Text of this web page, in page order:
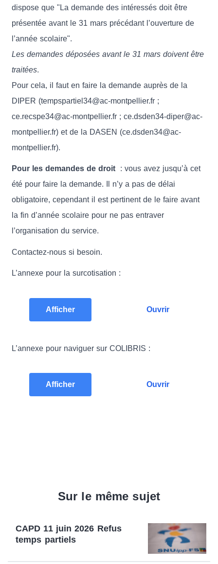
dispose que "La demande des intéressés doit être
présentée avant le 31 mars précédant l’ouverture de
l’année scolaire".
Les demandes déposées avant le 31 mars doivent être
traitées.
Pour cela, il faut en faire la demande auprès de la
DIPER (tempspartiel34@ac-montpellier.fr ;
ce.recspe34@ac-montpellier.fr ; ce.dsden34-diper@ac-
montpellier.fr) et de la DASEN (ce.dsden34@ac-
montpellier.fr).
Pour les demandes de droit
: vous avez jusqu’à cet
été pour faire la demande. Il n’y a pas de délai
obligatoire, cependant il est pertinent de le faire avant
la fin d’année scolaire pour ne pas entraver
l’organisation du service.
Contactez-nous si besoin.
L’annexe pour la surcotisation :
Afficher Ouvrir
L’annexe pour naviguer sur COLIBRIS :
Afficher Ouvrir
Sur le même sujet
CAPD 11 juin 2026 Refus
temps partiels